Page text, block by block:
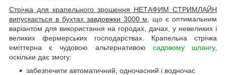
Стрічка для крапельного зрошення НЕТАФИМ СТРИМЛАЙН
випускається в бухтах завдовжки 3000 м , що є оптимальним
варіантом для використання на городах, дачах, у невеликих і
великих фермерських господарствах. Крапельна стрічка
еміттерна є чудовою альтернативою садовому шлангу,
оскільки дає змогу:
забезпечити автоматичний, одночасний і водночас